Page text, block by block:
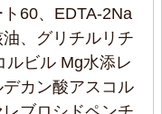
すめレベル：
これからの季節に
手な方にも使いや
60、EDTA-2Na
、グリチルリチ
ルビル Mg水添レ
カン酸アスコル